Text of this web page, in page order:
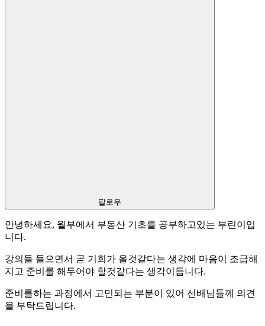
팔로우
안녕하세요, 월부에서 부동산 기초를 공부하고있는 부린이입
니다.
강의들 들으면서 곧 기회가 올것같다는 생각에 마음이 조급해
지고 준비를 해두어야 할것같다는 생각이듭니다.
준비를하는 과정에서 고민되는 부분이 있어 선배님들께 의견
을 부탁드립니다.